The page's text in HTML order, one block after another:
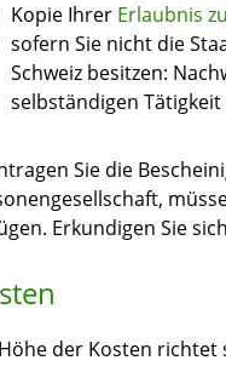
Kopie Ihrer Erlaubnis
sofern Sie nicht die
Schweiz besitzen:
selbständigen Tätigkeit
Sie die
Erkundigen Sie
der Kosten